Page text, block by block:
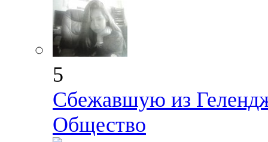
5
Сбежавшую из
Общество